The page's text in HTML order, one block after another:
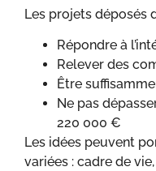
Les projets déposés
Répondre à
Relever des
Être
Ne pas
220 000 €
Les idées peuvent
variées : cadre de